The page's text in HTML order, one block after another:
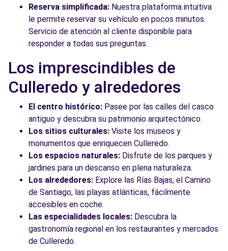
Reserva simplificada: Nuestra plataforma intuitiva
le permite reservar su vehículo en pocos minutos.
Servicio de atención al cliente disponible para
responder a todas sus preguntas.
Los imprescindibles de
Culleredo y alrededores
El centro histórico: Pasee por las calles del casco
antiguo y descubra su patrimonio arquitectónico.
Los sitios culturales: Visite los museos y
monumentos que enriquecen Culleredo.
Los espacios naturales: Disfrute de los parques y
jardines para un descanso en plena naturaleza.
Los alrededores: Explore las Rías Bajas, el Camino
de Santiago, las playas atlánticas, fácilmente
accesibles en coche.
Las especialidades locales: Descubra la
gastronomía regional en los restaurantes y mercados
de Culleredo.